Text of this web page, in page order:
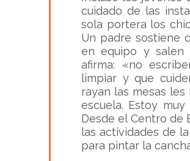
cuidado de las
sola portera los
Un padre sostiene
en equipo y salen
afirma: «no
limpiar y que
rayan las mesas
escuela. Estoy
Desde el Centro de
las actividades de
para pintar la